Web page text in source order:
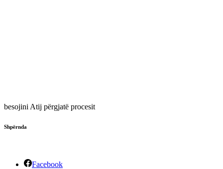
besojini Atij përgjatë procesit
Shpërnda
Facebook